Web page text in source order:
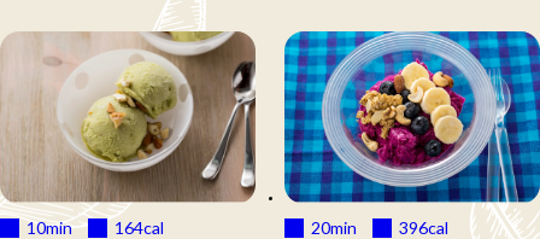
10min 164cal
20min 396cal